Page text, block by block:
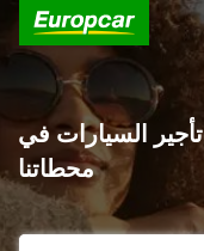
تأجير السيارات في Fremantle : اكتشف جميع
محطاتنا